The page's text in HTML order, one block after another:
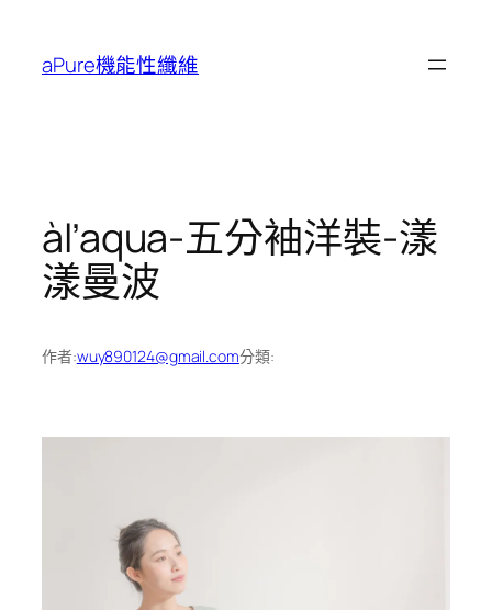
aPure機能性纖維
àl’aqua-五分袖洋裝-漾
漾曼波
作者:wuy890124@gmail.com分類: